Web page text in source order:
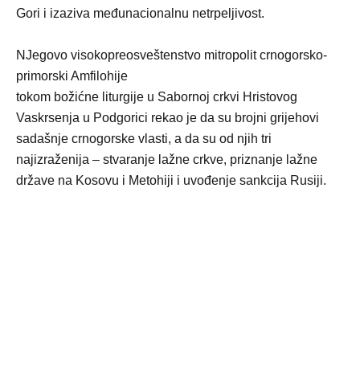
Gori i izaziva međunacionalnu netrpeljivost.
NJegovo visokopreosveštenstvo mitropolit crnogorsko-
primorski Amfilohije
tokom božićne liturgije u Sabornoj crkvi Hristovog
Vaskrsenja u Podgorici rekao je da su brojni grijehovi
sadašnje crnogorske vlasti, a da su od njih tri
najizraženija – stvaranje lažne crkve, priznanje lažne
države na Kosovu i Metohiji i uvođenje sankcija Rusiji.